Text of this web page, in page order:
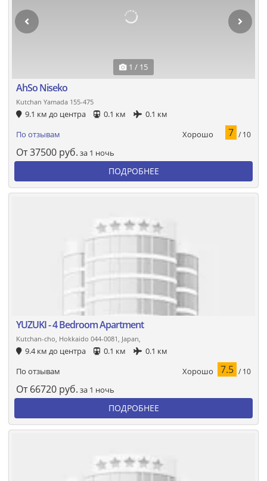
1 / 15
AhSo Niseko
Kutchan Yamada 155-475
9.1 км до центра 0.1 км
0.1 км
По отзывам
Хорошо 7 / 10
От37500 руб. за 1 ночь
ПОДРОБНЕЕ
YUZUKI - 4 Bedroom Apartment
Kutchan-cho, Hokkaido 044-0081, Japan,
9.4 км до центра 0.1 км
0.1 км
По отзывам
Хорошо 7.5 / 10
От 66720 руб. за 1 ночь
ПОДРОБНЕЕ